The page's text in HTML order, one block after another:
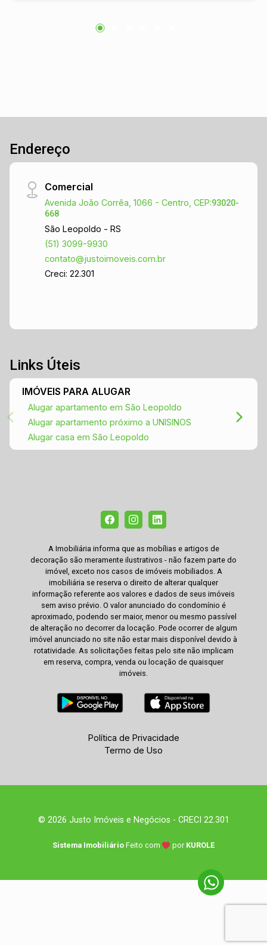
pessoalmente esse terreno.
Endereço
Comercial
Avenida João Corrêa, 1066 - Centro, CEP:93020-
668
São Leopoldo - RS
(51) 3099-9930
contato@justoimoveis.com.br
Creci: 22.301
Links Úteis
IMÓVEIS PARA ALUGAR
Alugar apartamento em São Leopoldo
Alugar apartamento próximo a UNISINOS
Alugar casa em São Leopoldo
A Imobiliária informa que as mobílias e artigos de
decoração são meramente ilustrativos - não fazem parte do
imóvel, exceto nos casos de imóveis mobiliados. A
imobiliária se reserva o direito de alterar qualquer
informação referente aos valores e dados de seus imóveis
sem aviso prévio. O valor anunciado do condomínio é
aproximado, podendo ser maior, menor ou mesmo passível
de alteração no decorrer da locação. Pode ocorrer de algum
imóvel anunciado no site não estar mais disponível devido à
rotatividade. As solicitações feitas pelo site não implicam
em reserva, compra, venda ou locação de quaisquer
imóveis.
Política de Privacidade
Termo de Uso
© 2026 Justo Imóveis e Negócios - CRECI 22.301
Sistema Imobiliário Feito com por KUROLE